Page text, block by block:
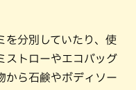
を分別していたり、使
ストローやエコバッグ
から石鹸やボディソー